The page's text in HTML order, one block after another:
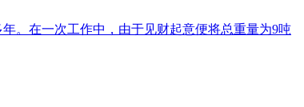
。在一次工作中，由于见财起意便将总重量为9吨